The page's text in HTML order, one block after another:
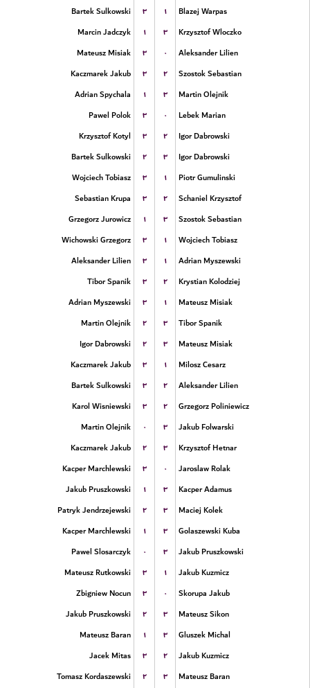
Bartek Sulkowski
۳ ۱
Blazej Warpas
Marcin Jadczyk
۱ ۳
Krzysztof Wloczko
Mateusz Misiak
۳ ۰
Aleksander Lilien
Kaczmarek Jakub
۳ ۲
Szostok Sebastian
Adrian Spychala
۱ ۳
Martin Olejnik
Pawel Polok
۳ ۰
Lebek Marian
Krzysztof Kotyl
۳ ۲
Igor Dabrowski
Bartek Sulkowski
۲ ۳
Igor Dabrowski
Wojciech Tobiasz
۳ ۱
Piotr Gumulinski
Sebastian Krupa
۳ ۲
Schaniel Krzysztof
Grzegorz Jurowicz
۱ ۳
Szostok Sebastian
Wichowski Grzegorz
۳ ۱
Wojciech Tobiasz
Aleksander Lilien
۳ ۱
Adrian Myszewski
Tibor Spanik
۳ ۲
Krystian Kolodziej
Adrian Myszewski
۳ ۱
Mateusz Misiak
Martin Olejnik
۲ ۳
Tibor Spanik
Igor Dabrowski
۲ ۳
Mateusz Misiak
Kaczmarek Jakub
۳ ۱
Milosz Cesarz
Bartek Sulkowski
۳ ۲
Aleksander Lilien
Karol Wisniewski
۳ ۲
Grzegorz Poliniewicz
Martin Olejnik
۰ ۳
Jakub Folwarski
Kaczmarek Jakub
۲ ۳
Krzysztof Hetnar
Kacper Marchlewski
۳ ۰
Jaroslaw Rolak
Jakub Pruszkowski
۱ ۳
Kacper Adamus
Patryk Jendrzejewski
۲ ۳
Maciej Kolek
Kacper Marchlewski
۱ ۳
Golaszewski Kuba
Pawel Slosarczyk
۰ ۳
Jakub Pruszkowski
Mateusz Rutkowski
۳ ۱
Jakub Kuzmicz
Zbigniew Nocun
۳ ۰
Skorupa Jakub
Jakub Pruszkowski
۲ ۳
Mateusz Sikon
Mateusz Baran
۱ ۳
Gluszek Michal
Jacek Mitas
۳ ۲
Jakub Kuzmicz
Tomasz Kordaszewski
۲ ۳
Mateusz Baran